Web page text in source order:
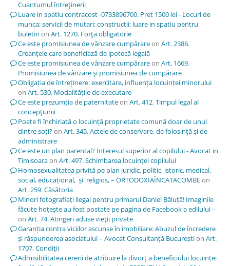
Cuantumul întreţinerii
Luare in spatiu contracost -0733896700. Pret 1500 lei - Locuri de
munca; servicii de mutari; constructii; luare in spatiu pentru
buletin on Art. 1270. Forţa obligatorie
Ce este promisiunea de vânzare cumpărareon Art. 2386.
Creanţele care beneficiază de ipotecă legală
Ce este promisiunea de vânzare cumpărareon Art. 1669.
Promisiunea de vânzare şi promisiunea de cumpărare
Obligația de întreținere: exercitare, influența locuinței minorului
on Art. 530. Modalităţile de executare
Ce este prezumția de paternitateon Art. 412. Timpul legal al
concepţiunii
Poate fi închiriată o locuință proprietate comună doar de unul
dintre soți?on Art. 345. Actele de conservare, de folosinţă şi de
administrare
Ce este un plan parental? Interesul superior al copilului - Avocat in
Timisoaraon Art. 497. Schimbarea locuinţei copilului
Homosexualitatea privită pe plan juridic, politic, istoric, medical,
social, educațional, și religios, – ORTODOXIAÎNCATACOMBEon
Art. 259. Căsătoria
Minori fotografiați ilegal pentru primarul Daniel Băluță! Imaginile
făcute hoțește au fost postate pe pagina de Facebook a edilului –
on Art. 74. Atingeri aduse vieţii private
Garanția contra viciilor ascunse în imobiliare: Abuzul de încredere
și răspunderea asociatului – Avocat Consultanță Bucureștion Art.
1707. Condiţii
Admisibilitatea cererii de atribuire la divorț a beneficiului locuinței